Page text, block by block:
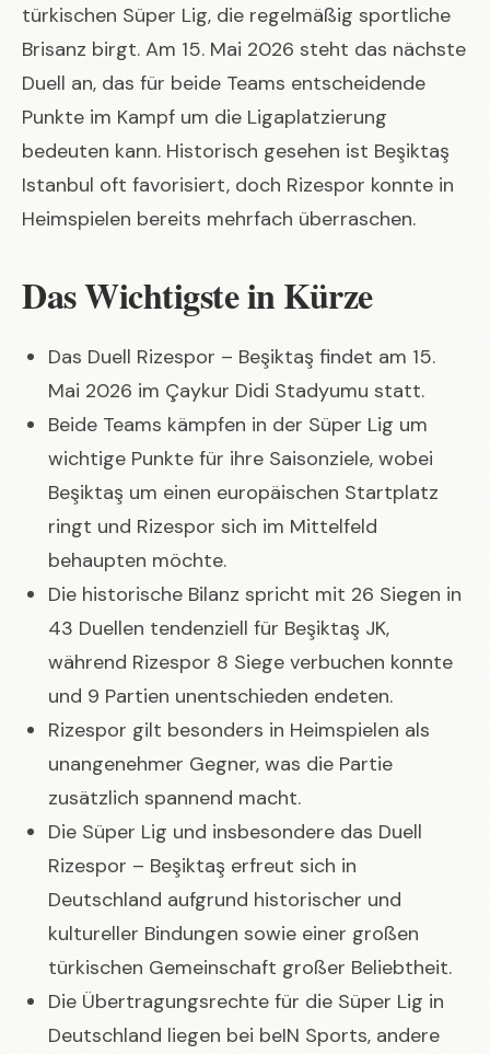
türkischen Süper Lig, die regelmäßig sportliche
Brisanz birgt. Am 15. Mai 2026 steht das nächste
Duell an, das für beide Teams entscheidende
Punkte im Kampf um die Ligaplatzierung
bedeuten kann. Historisch gesehen ist Beşiktaş
Istanbul oft favorisiert, doch Rizespor konnte in
Heimspielen bereits mehrfach überraschen.
Das Wichtigste in Kürze
Das Duell Rizespor – Beşiktaş findet am 15.
Mai 2026 im Çaykur Didi Stadyumu statt.
Beide Teams kämpfen in der Süper Lig um
wichtige Punkte für ihre Saisonziele, wobei
Beşiktaş um einen europäischen Startplatz
ringt und Rizespor sich im Mittelfeld
behaupten möchte.
Die historische Bilanz spricht mit 26 Siegen in
43 Duellen tendenziell für Beşiktaş JK,
während Rizespor 8 Siege verbuchen konnte
und 9 Partien unentschieden endeten.
Rizespor gilt besonders in Heimspielen als
unangenehmer Gegner, was die Partie
zusätzlich spannend macht.
Die Süper Lig und insbesondere das Duell
Rizespor – Beşiktaş erfreut sich in
Deutschland aufgrund historischer und
kultureller Bindungen sowie einer großen
türkischen Gemeinschaft großer Beliebtheit.
Die Übertragungsrechte für die Süper Lig in
Deutschland liegen bei beIN Sports, andere